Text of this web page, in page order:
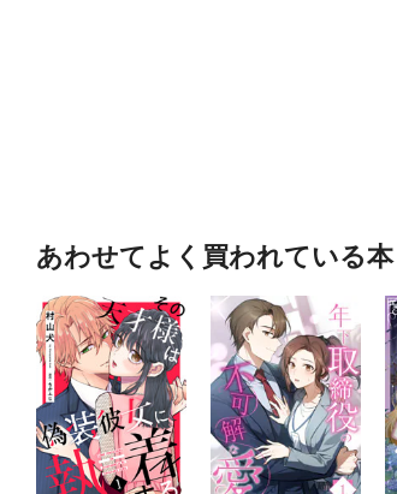
あわせてよく買われている本